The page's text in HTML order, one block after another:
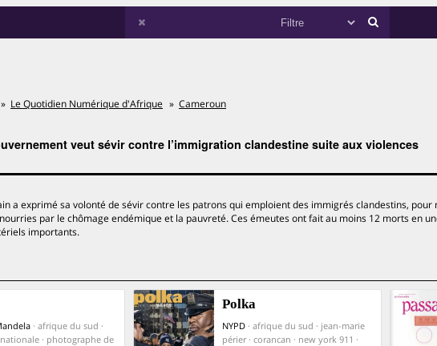
Le Quotidien Numérique d'Afrique Cameroun
veut sévir contre l’immigration clandestine suite aux violences
a exprimé sa volonté de sévir contre les patrons qui emploient des immigrés clandestins, pour
par le chômage endémique et la pauvreté. Ces émeutes ont fait au moins 12 morts en
importants.
· afrique du sud ·
· photographe de
Polka
NYPD · afrique du sud · jean-marie
périer · corancan · new york 911 ·